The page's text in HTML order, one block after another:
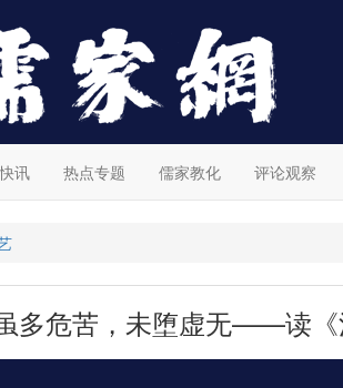
讯 热点专题 儒家教化 评论观察
虽多危苦，未堕虚无——读